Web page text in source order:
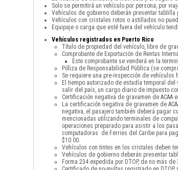
Solo se permitirá un vehículo por persona, por
Vehículos de gobierno deberán presentar
Vehículos con cristales rotos o astillados no
Equipaje o carga que esté fuera del vehículo
Vehículos registrados en Puerto Rico
Título de propiedad del vehículo, libre de
Comprobante de Exportación de Rentas
Este comprobante se venderá en la
Póliza de Responsabilidad Pública (se
Se requiere una pre-inspección de
El tiempo autorizado de estadía temporal
salir del país, un cargo diario de impuesto
Certificación negativa de gravamen de
La certificación negativa de gravamen de
negativa, el pasajero también deberá pagar
mencionadas utilizando terminales de
operaciones preparado para asistir a los
computadoras de Ferries del Caribe para
$10.00.
Vehículos con tintes en los cristales deben
Vehículos de gobierno deberán presentar
Forma 234 expedida por DTOP, de no más